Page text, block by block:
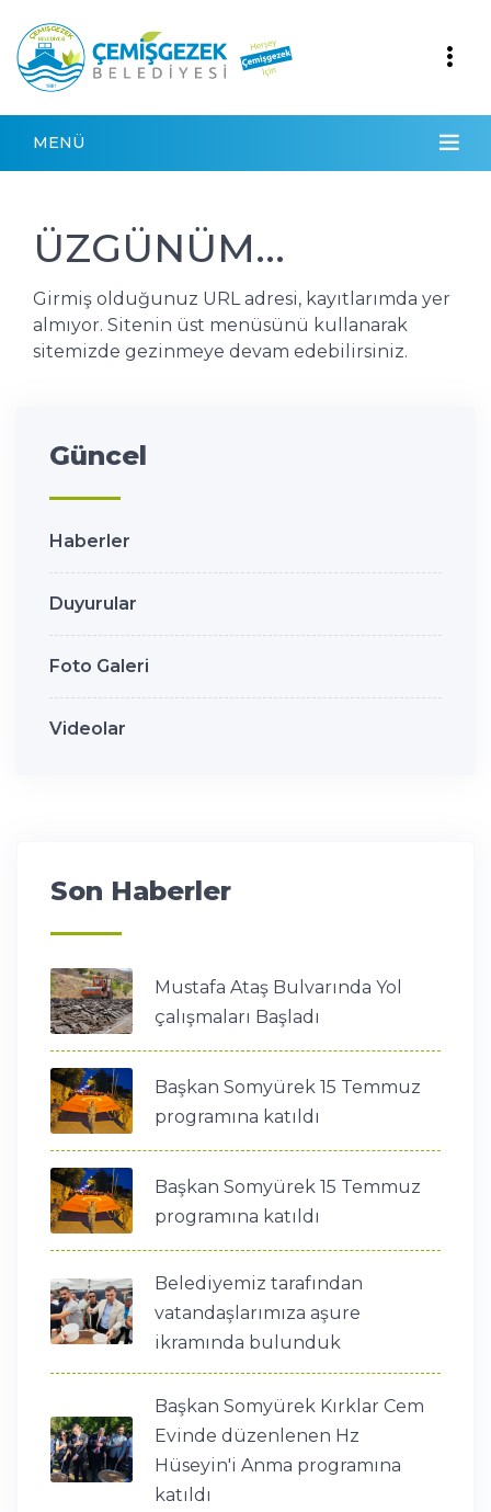
MENÜ
ÜZGÜNÜM...
Girmiş olduğunuz URL adresi, kayıtlarımda yer
almıyor. Sitenin üst menüsünü kullanarak
sitemizde gezinmeye devam edebilirsiniz.
Güncel
Haberler
Duyurular
Foto Galeri
Videolar
Son Haberler
Mustafa Ataş Bulvarında Yol
çalışmaları Başladı
Başkan Somyürek 15 Temmuz
programına katıldı
Başkan Somyürek 15 Temmuz
programına katıldı
Belediyemiz tarafından
vatandaşlarımıza aşure
ikramında bulunduk
Başkan Somyürek Kırklar Cem
Evinde düzenlenen Hz
Hüseyin'i Anma programına
katıldı